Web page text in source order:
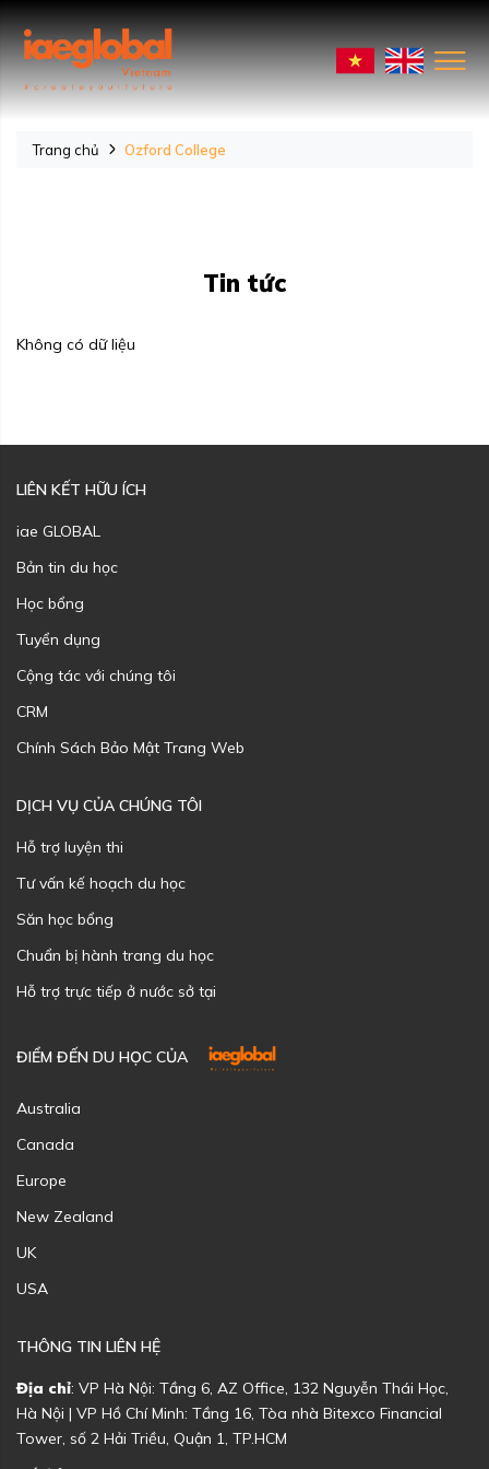
Trang chủ Ozford College
Tin tức
Không có dữ liệu
LIÊN KẾT HỮU ÍCH
iae GLOBAL
Bản tin du học
Học bổng
Tuyển dụng
Cộng tác với chúng tôi
CRM
Chính Sách Bảo Mật Trang Web
DỊCH VỤ CỦA CHÚNG TÔI
Hỗ trợ luyện thi
Tư vấn kế hoạch du học
Săn học bổng
Chuẩn bị hành trang du học
Hỗ trợ trực tiếp ở nước sở tại
ĐIỂM ĐẾN DU HỌC CỦA
Australia
Canada
Europe
New Zealand
UK
USA
THÔNG TIN LIÊN HỆ
Địa chỉ: VP Hà Nội: Tầng 6, AZ Office, 132 Nguyễn Thái Học,
Hà Nội | VP Hồ Chí Minh: Tầng 16, Tòa nhà Bitexco Financial
Tower, số 2 Hải Triều, Quận 1, TP.HCM